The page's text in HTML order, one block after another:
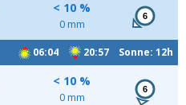
< 10 %
0 mm
6
06:04 20:57 Sonne: 12h
< 10 %
0 mm
6